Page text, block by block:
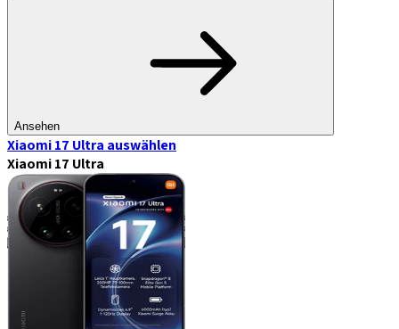
Ansehen
Xiaomi 17 Ultra auswählen
Xiaomi 17 Ultra